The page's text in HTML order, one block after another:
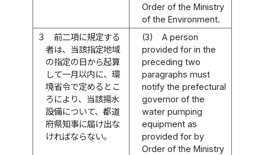
Order of the Ministry
of the Environment.
３
前二項に規定する
者は、当該指定地域
の指定の日から起算
して一月以内に、環
境省令で定めるとこ
ろにより、当該揚水
設備について、都道
府県知事に届け出な
ければならない。
(3)
A person
provided for in the
preceding two
paragraphs must
notify the prefectural
governor of the
water pumping
equipment as
provided for by
Order of the Ministry